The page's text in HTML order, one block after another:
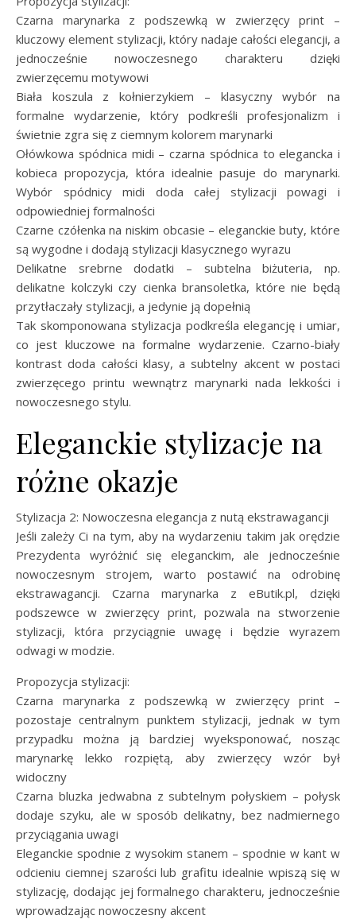
Czarna marynarka z podszewką w zwierzęcy print –
kluczowy element stylizacji, który nadaje całości elegancji, a
jednocześnie nowoczesnego charakteru dzięki
zwierzęcemu motywowi
Biała koszula z kołnierzykiem – klasyczny wybór na
formalne wydarzenie, który podkreśli profesjonalizm i
świetnie zgra się z ciemnym kolorem marynarki
Ołówkowa spódnica midi – czarna spódnica to elegancka i
kobieca propozycja, która idealnie pasuje do marynarki.
Wybór spódnicy midi doda całej stylizacji powagi i
odpowiedniej formalności
Czarne czółenka na niskim obcasie – eleganckie buty, które
są wygodne i dodają stylizacji klasycznego wyrazu
Delikatne srebrne dodatki – subtelna biżuteria, np.
delikatne kolczyki czy cienka bransoletka, które nie będą
przytłaczały stylizacji, a jedynie ją dopełnią
Tak skomponowana stylizacja podkreśla elegancję i umiar,
co jest kluczowe na formalne wydarzenie. Czarno-biały
kontrast doda całości klasy, a subtelny akcent w postaci
zwierzęcego printu wewnątrz marynarki nada lekkości i
nowoczesnego stylu.
Eleganckie stylizacje na
różne okazje
Stylizacja 2: Nowoczesna elegancja z nutą ekstrawagancji
Jeśli zależy Ci na tym, aby na wydarzeniu takim jak orędzie
Prezydenta wyróżnić się eleganckim, ale jednocześnie
nowoczesnym strojem, warto postawić na odrobinę
ekstrawagancji. Czarna marynarka z eButik.pl, dzięki
podszewce w zwierzęcy print, pozwala na stworzenie
stylizacji, która przyciągnie uwagę i będzie wyrazem
odwagi w modzie.
Propozycja stylizacji:
Czarna marynarka z podszewką w zwierzęcy print –
pozostaje centralnym punktem stylizacji, jednak w tym
przypadku można ją bardziej wyeksponować, nosząc
marynarkę lekko rozpiętą, aby zwierzęcy wzór był
widoczny
Czarna bluzka jedwabna z subtelnym połyskiem – połysk
dodaje szyku, ale w sposób delikatny, bez nadmiernego
przyciągania uwagi
Eleganckie spodnie z wysokim stanem – spodnie w kant w
odcieniu ciemnej szarości lub grafitu idealnie wpiszą się w
stylizację, dodając jej formalnego charakteru, jednocześnie
wprowadzając nowoczesny akcent